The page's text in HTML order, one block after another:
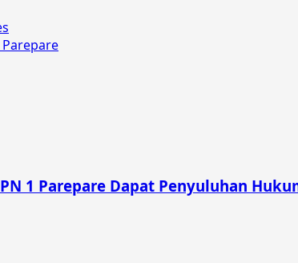
1 Parepare Dapat Penyuluhan